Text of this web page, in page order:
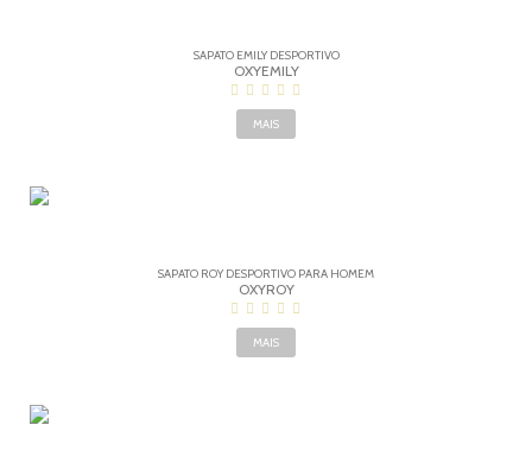
SAPATO EMILY DESPORTIVO
OXYEMILY
MAIS
SAPATO ROY DESPORTIVO PARA HOMEM
OXYROY
MAIS